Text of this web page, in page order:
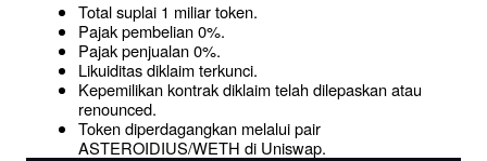
Total suplai 1 miliar token.
Pajak pembelian 0%.
Pajak penjualan 0%.
Likuiditas diklaim terkunci.
Kepemilikan kontrak diklaim telah dilepaskan atau
renounced.
Token diperdagangkan melalui pair
ASTEROIDIUS/WETH di Uniswap.